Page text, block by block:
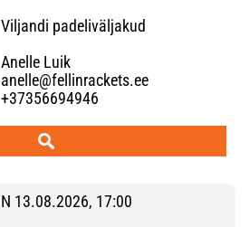
Viljandi padeliväljakud
Anelle Luik
anelle@fellinrackets.ee
+37356694946
N 13.08.2026, 17:00